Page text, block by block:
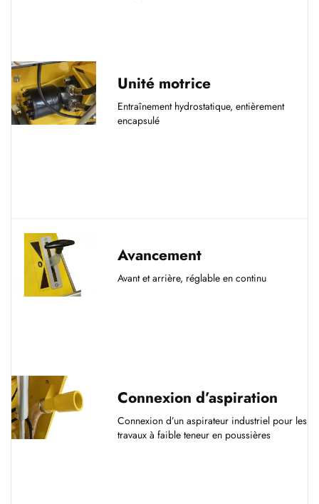
Unité motrice
Entraînement hydrostatique, entièrement
encapsulé
Avancement
Avant et arrière, réglable en continu
Connexion d’aspiration
Connexion d’un aspirateur industriel pour les
travaux à faible teneur en poussières